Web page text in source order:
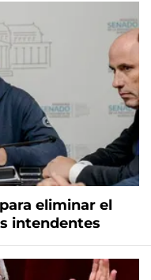
eliminar el
intendentes